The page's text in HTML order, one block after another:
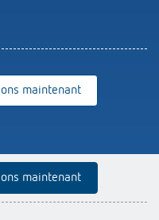
maintenant
maintenant